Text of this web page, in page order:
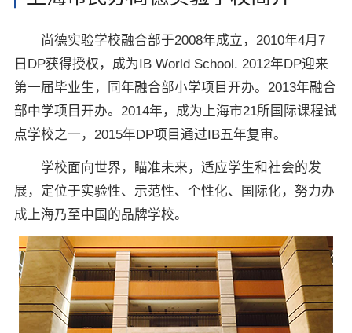
2026-08-11 00:00:00 9:00 上海市民办尚德实验学校
2026-08-12 00:00:00 9:00 上海市民办尚德实验学校
2026-08-12 00:00:00 9:00 上海市民办尚德实验学校
2026-08-12 00:00:00 9:00 上海市民办尚德实验学校
2026-08-13 00:00:00 9:00 上海市民办尚德实验学校
2026-08-14 00:00:00 9:00 上海市民办尚德实验学校
2026-08-14 00:00:00 9:00 上海市民办尚德实验学校
2026-08-14 00:00:00 9:00 上海市民办尚德实验学校
2026-08-15 00:00:00 9:00 上海市民办尚德实验学校
2026-08-09 00:00:00 9:00 上海市民办尚德实验学校
尚德实验学校融合部于2008年成立，2010年4月7
日DP获得授权，成为IB World School. 2012年DP迎来
第一届毕业生，同年融合部小学项目开办。2013年融合
部中学项目开办。2014年，成为上海市21所国际课程试
点学校之一，2015年DP项目通过IB五年复审。
学校面向世界，瞄准未来，适应学生和社会的发
展，定位于实验性、示范性、个性化、国际化，努力办
成上海乃至中国的品牌学校。